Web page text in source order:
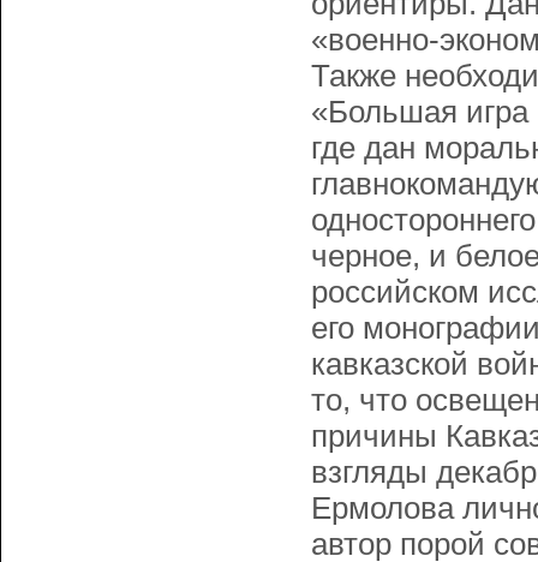
«военно-
Также
«Большая игра
где дан
черное, и
российском
его
кавказской
то, что
причины
взгляды
Ермолова
автор порой